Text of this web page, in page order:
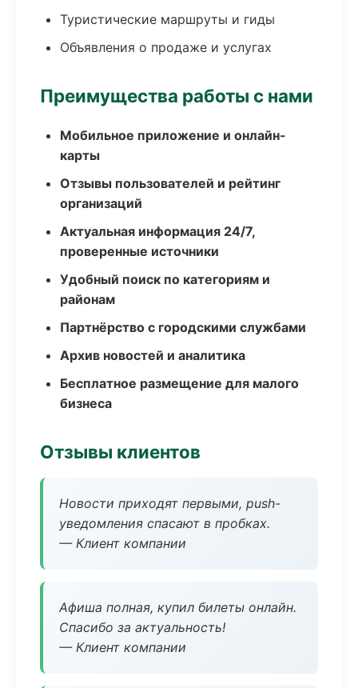
Туристические маршруты и гиды
Объявления о продаже и услугах
Преимущества работы с нами
Мобильное приложение и онлайн-
карты
Отзывы пользователей и рейтинг
организаций
Актуальная информация 24/7,
проверенные источники
Удобный поиск по категориям и
районам
Партнёрство с городскими службами
Архив новостей и аналитика
Бесплатное размещение для малого
бизнеса
Отзывы клиентов
Новости приходят первыми, push-
уведомления спасают в пробках.
— Клиент компании
Афиша полная, купил билеты онлайн.
Спасибо за актуальность!
— Клиент компании